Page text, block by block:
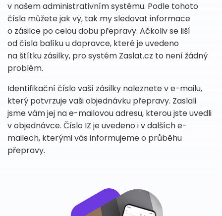
v našem administrativním systému. Podle tohoto
čísla můžete jak vy, tak my sledovat informace
o zásilce po celou dobu přepravy. Ačkoliv se liší
od čísla balíku u dopravce, které je uvedeno
na štítku zásilky, pro systém Zaslat.cz to není žádný
problém.
Identifikační číslo vaší zásilky naleznete v e-mailu,
který potvrzuje vaši objednávku přepravy. Zaslali
jsme vám jej na e-mailovou adresu, kterou jste uvedli
v objednávce. Číslo IZ je uvedeno i v dalších e-
mailech, kterými vás informujeme o průběhu
přepravy.